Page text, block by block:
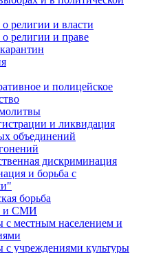
религии и власти
религии и праве
и полицейское
и ликвидация
объединений
дискриминация
и борьба с
борьба
и СМИ
с местным населением и
учреждениями культуры